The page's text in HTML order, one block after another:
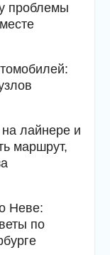
проблемы
лайнере и
маршрут,
Неве:
по